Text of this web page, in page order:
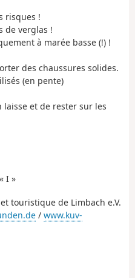
risques !
de verglas !
à marée basse (!) !
des chaussures solides.
(en pente)
et de rester sur les
I »
touristique de Limbach e.V.
/ www.kuv-